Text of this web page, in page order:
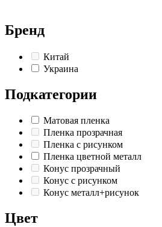
Бренд
Китай
Украина
Подкатегории
Матовая пленка
Пленка прозрачная
Пленка с рисунком
Пленка цветной металл
Конус прозрачный
Конус с рисунком
Конус металл+рисунок
Цвет